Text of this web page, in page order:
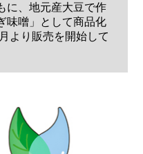
に、地元産大豆で作
味噌」として商品化
より販売を開始して